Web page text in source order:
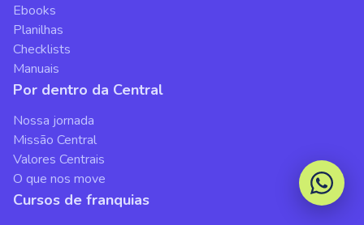
Ebooks
Planilhas
Checklists
Manuais
Por dentro da Central
Nossa jornada
Missão Central
Valores Centrais
O que nos move
Cursos de franquias